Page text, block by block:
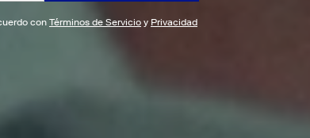
con Términos de Servicio y Privacidad